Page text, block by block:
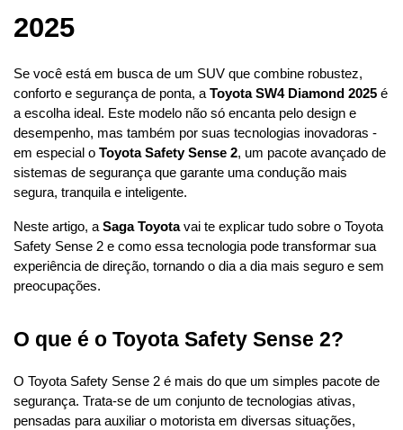
2025
Se você está em busca de um SUV que combine robustez,
conforto e segurança de ponta, a Toyota SW4 Diamond 2025 é
a escolha ideal. Este modelo não só encanta pelo design e
desempenho, mas também por suas tecnologias inovadoras -
em especial o Toyota Safety Sense 2, um pacote avançado de
sistemas de segurança que garante uma condução mais
segura, tranquila e inteligente.
Neste artigo, a Saga Toyota vai te explicar tudo sobre o Toyota
Safety Sense 2 e como essa tecnologia pode transformar sua
experiência de direção, tornando o dia a dia mais seguro e sem
preocupações.
O que é o Toyota Safety Sense 2?
O Toyota Safety Sense 2 é mais do que um simples pacote de
segurança. Trata-se de um conjunto de tecnologias ativas,
pensadas para auxiliar o motorista em diversas situações,